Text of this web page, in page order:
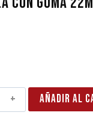
AÑADIR AL